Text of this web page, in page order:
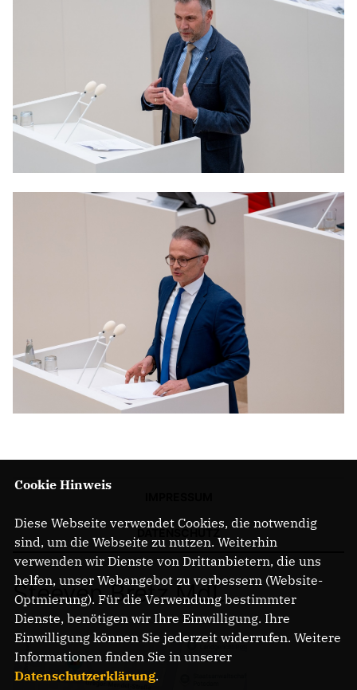
Steeven Bretz MdL
Cookie Hinweis
Diese Webseite verwendet Cookies, die notwendig
sind, um die Webseite zu nutzen. Weiterhin
verwenden wir Dienste von Drittanbietern, die uns
helfen, unser Webangebot zu verbessern (Website-
Optmierung). Für die Verwendung bestimmter
Dienste, benötigen wir Ihre Einwilligung. Ihre
Einwilligung können Sie jederzeit widerrufen. Weitere
Informationen finden Sie in unserer
Datenschutzerklärung.